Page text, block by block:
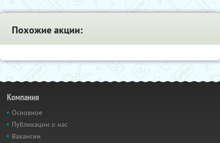
Похожие акции:
Компания
Основное
Публикации о нас
Вакансии